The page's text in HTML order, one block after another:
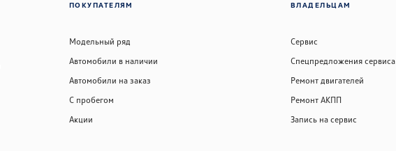
ПОКУПАТЕЛЯМ
Модельный ряд
Автомобили в наличии
Автомобили на заказ
С пробегом
Акции
ВЛАДЕЛЬЦАМ
Сервис
Спецпредложения сервиса
Ремонт двигателей
Ремонт АКПП
Запись на сервис